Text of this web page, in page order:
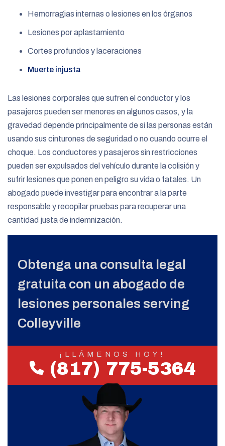
Hemorragias internas o lesiones en los órganos
Lesiones por aplastamiento
Cortes profundos y laceraciones
Muerte injusta
Las lesiones corporales que sufren el conductor y los
pasajeros pueden ser menores en algunos casos, y la
gravedad depende principalmente de si las personas están
usando sus cinturones de seguridad o no cuando ocurre el
choque. Los conductores y pasajeros sin restricciones
pueden ser expulsados del vehículo durante la colisión y
sufrir lesiones que ponen en peligro su vida o fatales. Un
abogado puede investigar para encontrar a la parte
responsable y recopilar pruebas para recuperar una
cantidad justa de indemnización.
Obtenga una consulta legal
gratuita con un abogado de
lesiones personales serving
Colleyville
¡LLÁMENOS HOY!
(817) 775-5364